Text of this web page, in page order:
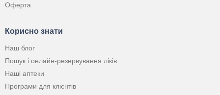
Оферта
Корисно знати
Наш блог
Пошук і онлайн-резервування ліків
Наші аптеки
Програми для клієнтів